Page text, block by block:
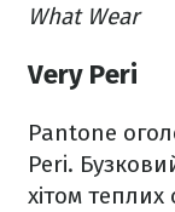
What Wear
Very Peri
Pantone
Peri.
хітом